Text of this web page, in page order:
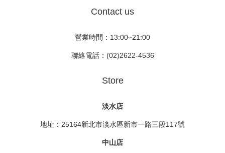
Contact us
營業時間：13:00~21:00
聯絡電話：(02)2622-4536
Store
淡水店
地址：25164新北市淡水區新市一路三段117號
中山店